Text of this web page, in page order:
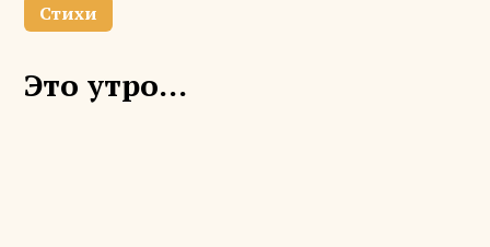
Стихи
Это утро...